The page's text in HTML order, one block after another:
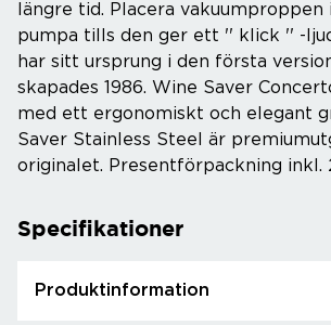
längre tid. Placera vakuumproppen
pumpa tills den ger ett '' klick '' -
har sitt ursprung i den första
skapades 1986. Wine Saver
med ett ergonomiskt och elegant
Saver Stainless Steel är
originalet. Presentförpackning inkl.
Specifikationer
Produktinformation